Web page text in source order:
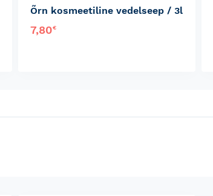
Õrn kosmeetiline vedelseep / 3l
7,80€